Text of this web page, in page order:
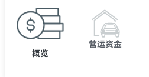
概览
营运资金